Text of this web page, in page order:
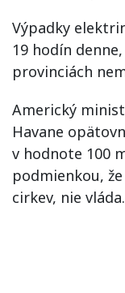
Výpadky
19 hodín
provinciách
Americký
Havane
v hodnote 100
podmienkou,
cirkev, nie vláda.